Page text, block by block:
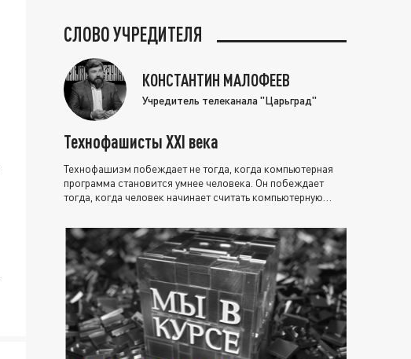
СЛОВО УЧРЕДИТЕЛЯ
КОНСТАНТИН МАЛОФЕЕВ
Учредитель телеканала "Царьград"
Технофашисты XXI века
Технофашизм побеждает не тогда, когда компьютерная
программа становится умнее человека. Он побеждает
тогда, когда человек начинает считать компьютерную